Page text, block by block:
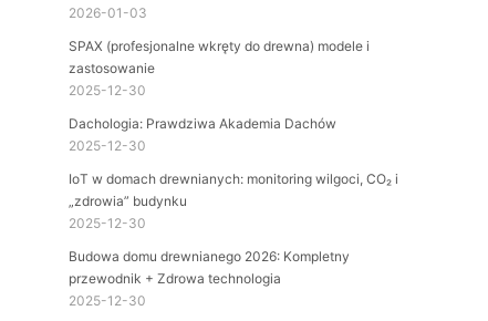
2026-01-03
SPAX (profesjonalne wkręty do drewna) modele i
zastosowanie
2025-12-30
Dachologia: Prawdziwa Akademia Dachów
2025-12-30
IoT w domach drewnianych: monitoring wilgoci, CO₂ i
„zdrowia” budynku
2025-12-30
Budowa domu drewnianego 2026: Kompletny
przewodnik + Zdrowa technologia
2025-12-30